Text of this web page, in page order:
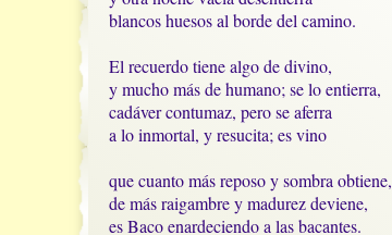
blancos huesos al borde del camino.
El recuerdo tiene algo de divino,
y mucho más de humano; se lo entierra,
cadáver contumaz, pero se aferra
a lo inmortal, y resucita; es vino
que cuanto más reposo y sombra obtiene,
de más raigambre y madurez deviene,
es Baco enardeciendo a las bacantes.